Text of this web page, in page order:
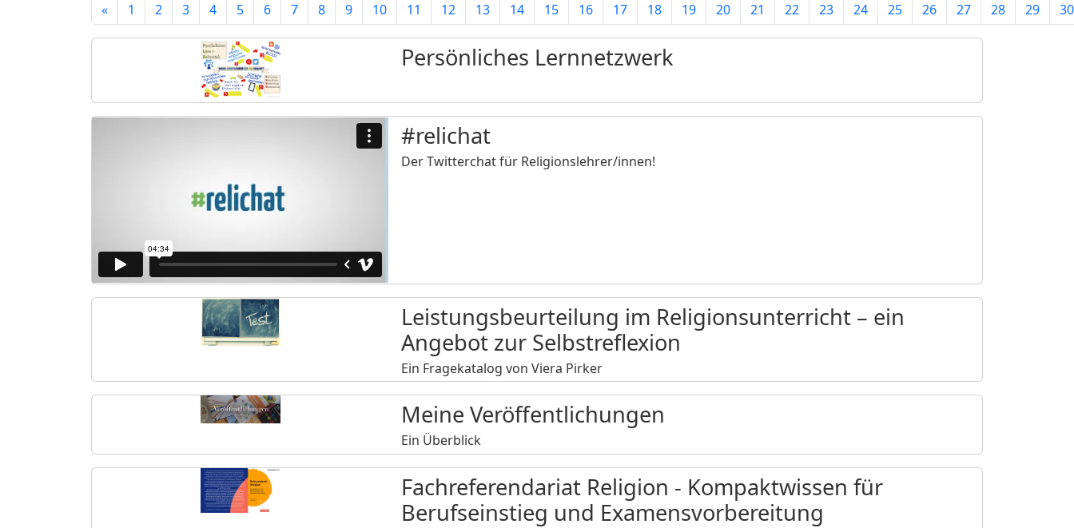
« 1 2 3 4 5 6 7 8 9 10 11 12 13 14 15 16 17 18 19 20 21 22 23 24 25 26 27 28 29 30
Persönliches Lernnetzwerk
#relichat
Der Twitterchat für Religionslehrer/innen!
Leistungsbeurteilung im Religionsunterricht – ein
Angebot zur Selbstreflexion
Ein Fragekatalog von Viera Pirker
Meine Veröffentlichungen
Ein Überblick
Fachreferendariat Religion - Kompaktwissen für
Berufseinstieg und Examensvorbereitung